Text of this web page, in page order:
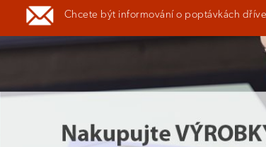
Chcete být informování o poptávkách